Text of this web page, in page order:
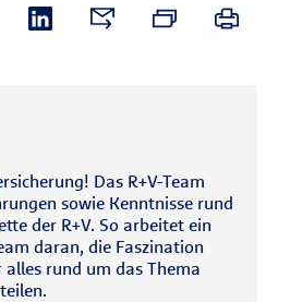
Das R+V-Team
sowie Kenntnisse rund
der R+V. So arbeitet ein
daran, die Faszination
alles rund um das Thema